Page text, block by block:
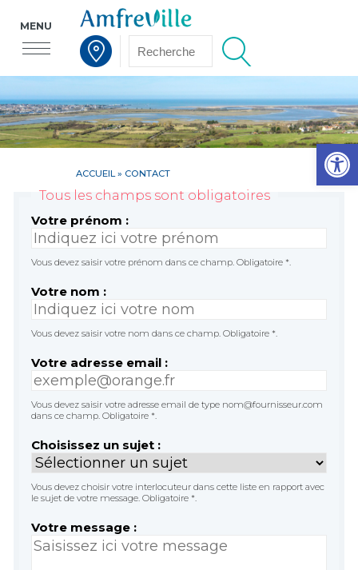
Voir la carte interactive
MENU
ACCUEIL » CONTACT
Tous les champs sont obligatoires
Votre prénom :
Vous devez saisir votre prénom dans ce champ. Obligatoire *.
Votre nom :
Vous devez saisir votre nom dans ce champ. Obligatoire *.
Votre adresse email :
Vous devez saisir votre adresse email de type nom@fournisseur.com
dans ce champ. Obligatoire *.
Choisissez un sujet :
Vous devez choisir votre interlocuteur dans cette liste en rapport avec
le sujet de votre message. Obligatoire *.
Votre message :